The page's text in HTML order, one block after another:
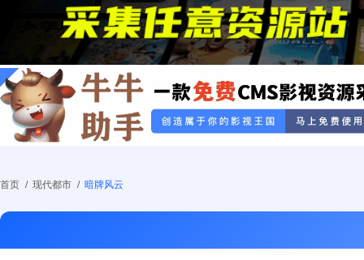
首页 / 现代都市 / 暗牌风云